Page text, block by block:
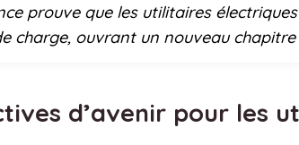
prouve que les utilitaires
charge, ouvrant un nouveau
d’avenir pour les